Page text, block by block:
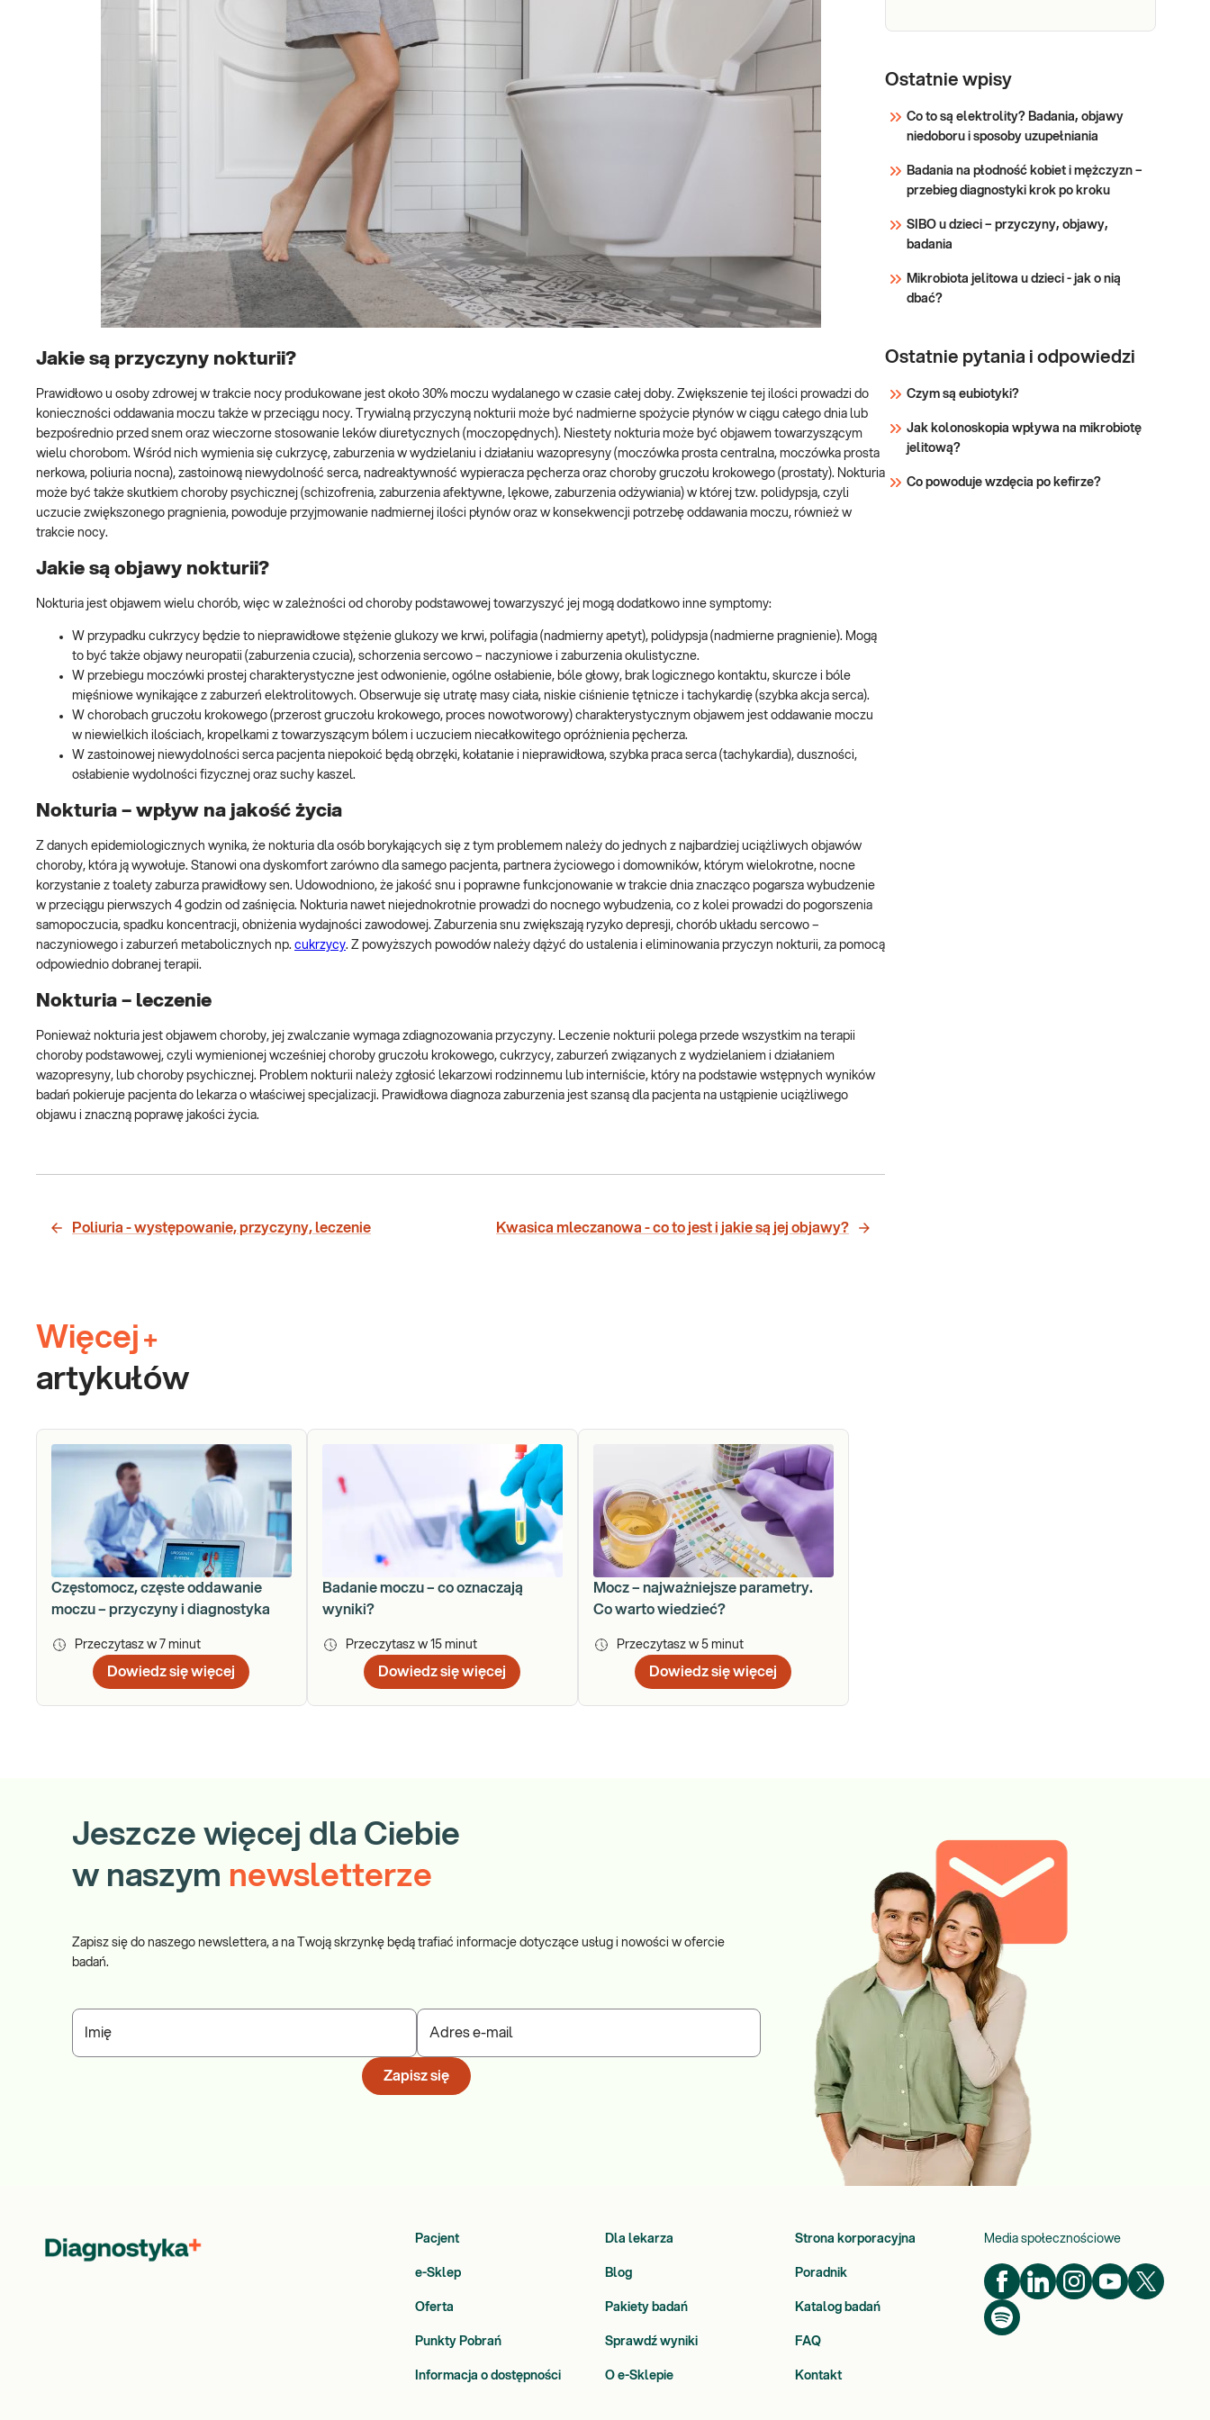
Jakie są przyczyny nokturii?
Prawidłowo u osoby zdrowej w trakcie nocy produkowane jest około 30% moczu wydalanego w czasie całej doby. Zwiększenie tej ilości prowadzi do
konieczności oddawania moczu także w przeciągu nocy. Trywialną przyczyną nokturii może być nadmierne spożycie płynów w ciągu całego dnia lub
bezpośrednio przed snem oraz wieczorne stosowanie leków diuretycznych (moczopędnych). Niestety nokturia może być objawem towarzyszącym
wielu chorobom. Wśród nich wymienia się cukrzycę, zaburzenia w wydzielaniu i działaniu wazopresyny (moczówka prosta centralna, moczówka prosta
nerkowa, poliuria nocna), zastoinową niewydolność serca, nadreaktywność wypieracza pęcherza oraz choroby gruczołu krokowego (prostaty). Nokturia
może być także skutkiem choroby psychicznej (schizofrenia, zaburzenia afektywne, lękowe, zaburzenia odżywiania) w której tzw. polidypsja, czyli
uczucie zwiększonego pragnienia, powoduje przyjmowanie nadmiernej ilości płynów oraz w konsekwencji potrzebę oddawania moczu, również w
trakcie nocy.
Jakie są objawy nokturii?
Nokturia jest objawem wielu chorób, więc w zależności od choroby podstawowej towarzyszyć jej mogą dodatkowo inne symptomy:
W przypadku cukrzycy będzie to nieprawidłowe stężenie glukozy we krwi, polifagia (nadmierny apetyt), polidypsja (nadmierne pragnienie). Mogą
to być także objawy neuropatii (zaburzenia czucia), schorzenia sercowo – naczyniowe i zaburzenia okulistyczne.
W przebiegu moczówki prostej charakterystyczne jest odwonienie, ogólne osłabienie, bóle głowy, brak logicznego kontaktu, skurcze i bóle
mięśniowe wynikające z zaburzeń elektrolitowych. Obserwuje się utratę masy ciała, niskie ciśnienie tętnicze i tachykardię (szybka akcja serca).
W chorobach gruczołu krokowego (przerost gruczołu krokowego, proces nowotworowy) charakterystycznym objawem jest oddawanie moczu
w niewielkich ilościach, kropelkami z towarzyszącym bólem i uczuciem niecałkowitego opróżnienia pęcherza.
W zastoinowej niewydolności serca pacjenta niepokoić będą obrzęki, kołatanie i nieprawidłowa, szybka praca serca (tachykardia), duszności,
osłabienie wydolności fizycznej oraz suchy kaszel.
Nokturia – wpływ na jakość życia
Z danych epidemiologicznych wynika, że nokturia dla osób borykających się z tym problemem należy do jednych z najbardziej uciążliwych objawów
choroby, która ją wywołuje. Stanowi ona dyskomfort zarówno dla samego pacjenta, partnera życiowego i domowników, którym wielokrotne, nocne
korzystanie z toalety zaburza prawidłowy sen. Udowodniono, że jakość snu i poprawne funkcjonowanie w trakcie dnia znacząco pogarsza wybudzenie
w przeciągu pierwszych 4 godzin od zaśnięcia. Nokturia nawet niejednokrotnie prowadzi do nocnego wybudzenia, co z kolei prowadzi do pogorszenia
samopoczucia, spadku koncentracji, obniżenia wydajności zawodowej. Zaburzenia snu zwiększają ryzyko depresji, chorób układu sercowo –
naczyniowego i zaburzeń metabolicznych np. cukrzycy. Z powyższych powodów należy dążyć do ustalenia i eliminowania przyczyn nokturii, za pomocą
odpowiednio dobranej terapii.
Nokturia – leczenie
Ponieważ nokturia jest objawem choroby, jej zwalczanie wymaga zdiagnozowania przyczyny. Leczenie nokturii polega przede wszystkim na terapii
choroby podstawowej, czyli wymienionej wcześniej choroby gruczołu krokowego, cukrzycy, zaburzeń związanych z wydzielaniem i działaniem
wazopresyny, lub choroby psychicznej. Problem nokturii należy zgłosić lekarzowi rodzinnemu lub interniście, który na podstawie wstępnych wyników
badań pokieruje pacjenta do lekarza o właściwej specjalizacji. Prawidłowa diagnoza zaburzenia jest szansą dla pacjenta na ustąpienie uciążliwego
objawu i znaczną poprawę jakości życia.
Poliuria - występowanie, przyczyny, leczenie Kwasica mleczanowa - co to jest i jakie są jej objawy?
Więcej +
artykułów
Częstomocz, częste oddawanie
moczu – przyczyny i diagnostyka
Przeczytasz w 7 minut
Dowiedz się więcej
Badanie moczu – co oznaczają
wyniki?
Przeczytasz w 15 minut
Dowiedz się więcej
Mocz – najważniejsze parametry.
Co warto wiedzieć?
Przeczytasz w 5 minut
Dowiedz się więcej
glukozy we krwi służy do oceny
Jest podstawowym badaniem w
rozpoznawaniu i monitorowaniu
Wykorzystywane w identyfikacji
zaburzeń tolerancji
metabolizmu węglo
Sprawdź
Ostatnie wpisy
Co to są elektrolity? Badania, objawy
niedoboru i sposoby uzupełniania
Badania na płodność kobiet i mężczyzn –
przebieg diagnostyki krok po kroku
SIBO u dzieci – przyczyny, objawy,
badania
Mikrobiota jelitowa u dzieci - jak o nią
dbać?
Ostatnie pytania i odpowiedzi
Czym są eubiotyki?
Jak kolonoskopia wpływa na mikrobiotę
jelitową?
Co powoduje wzdęcia po kefirze?
Jeszcze więcej dla Ciebie
w naszym newsletterze
Zapisz się do naszego newslettera, a na Twoją skrzynkę będą trafiać informacje dotyczące usług i nowości w ofercie
badań.
Imię Adres e-mail
Zapisz się
Pacjent Dla lekarza Strona korporacyjna
e-Sklep Blog Poradnik
Oferta Pakiety badań Katalog badań
Punkty Pobrań Sprawdź wyniki FAQ
Informacja o dostępności O e-Sklepie Kontakt
Media społecznościowe